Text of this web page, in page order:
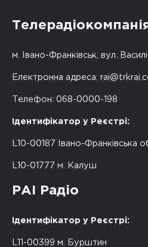
м. Івано-Франківськ, вул.
Електронна адреса:
Телефон: 068-0000-198
Ідентифікатор у Реєстрі:
L10-00187 Івано-Франківська
L10-01777 м. Калуш
РАІ Радіо
Ідентифікатор у Реєстрі:
L11-00399 м. Бурштин